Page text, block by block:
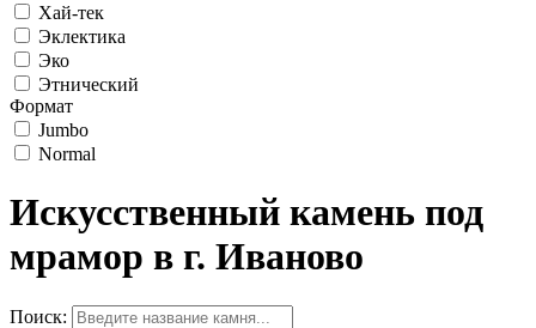
Хай-тек
Эклектика
Эко
Этнический
Формат
Jumbo
Normal
Искусственный камень под
мрамор в г. Иваново
Поиск: